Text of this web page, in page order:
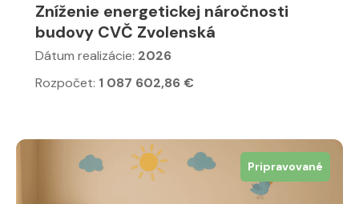
Zníženie energetickej náročnosti
budovy CVČ Zvolenská
Dátum realizácie: 2026
Rozpočet: 1 087 602,86 €
Pripravované